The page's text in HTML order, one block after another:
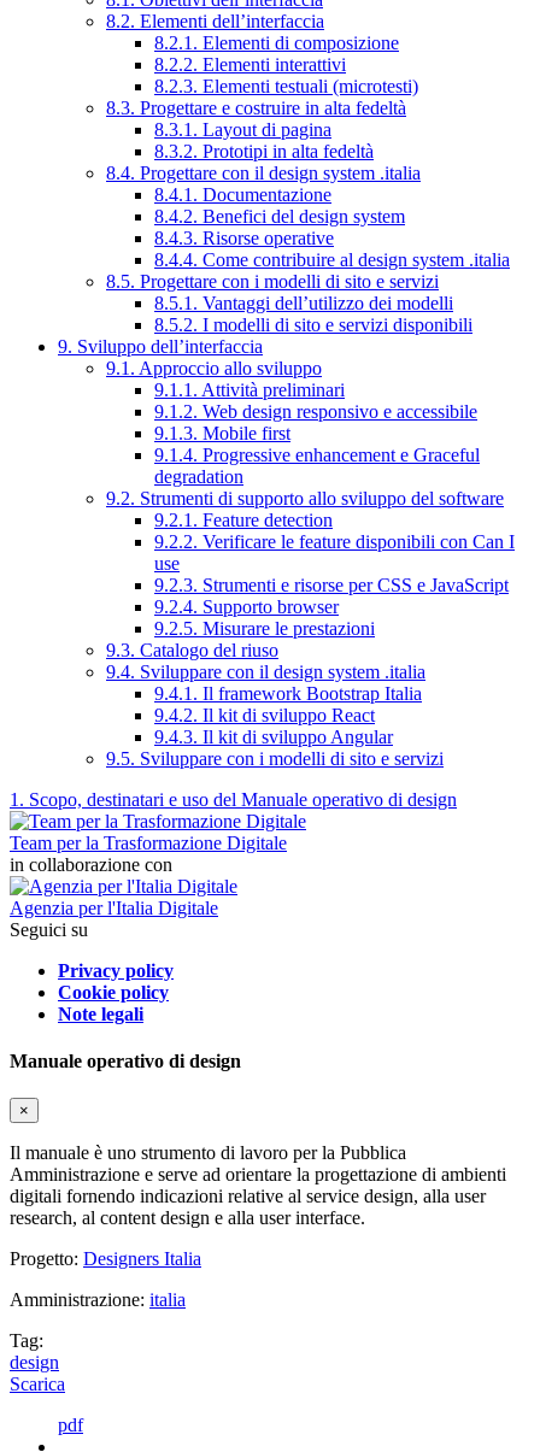
8.2. Elementi dell’interfaccia
8.2.1. Elementi di composizione
8.2.2. Elementi interattivi
8.2.3. Elementi testuali (microtesti)
8.3. Progettare e costruire in alta fedeltà
8.3.1. Layout di pagina
8.3.2. Prototipi in alta fedeltà
8.4. Progettare con il design system .italia
8.4.1. Documentazione
8.4.2. Benefici del design system
8.4.3. Risorse operative
8.4.4. Come contribuire al design system .italia
8.5. Progettare con i modelli di sito e servizi
8.5.1. Vantaggi dell’utilizzo dei modelli
8.5.2. I modelli di sito e servizi disponibili
9. Sviluppo dell’interfaccia
9.1. Approccio allo sviluppo
9.1.1. Attività preliminari
9.1.2. Web design responsivo e accessibile
9.1.3. Mobile first
9.1.4. Progressive enhancement e Graceful
degradation
9.2. Strumenti di supporto allo sviluppo del software
9.2.1. Feature detection
9.2.2. Verificare le feature disponibili con Can I
use
9.2.3. Strumenti e risorse per CSS e JavaScript
9.2.4. Supporto browser
9.2.5. Misurare le prestazioni
9.3. Catalogo del riuso
9.4. Sviluppare con il design system .italia
9.4.1. Il framework Bootstrap Italia
9.4.2. Il kit di sviluppo React
9.4.3. Il kit di sviluppo Angular
9.5. Sviluppare con i modelli di sito e servizi
1. Scopo, destinatari e uso del Manuale operativo di design
Team per la Trasformazione Digitale
in collaborazione con
Agenzia per l'Italia Digitale
Seguici su
Privacy policy
Cookie policy
Note legali
Manuale operativo di design
×
Il manuale è uno strumento di lavoro per la Pubblica
Amministrazione e serve ad orientare la progettazione di ambienti
digitali fornendo indicazioni relative al service design, alla user
research, al content design e alla user interface.
Progetto: Designers Italia
Amministrazione: italia
Tag:
design
Scarica
pdf